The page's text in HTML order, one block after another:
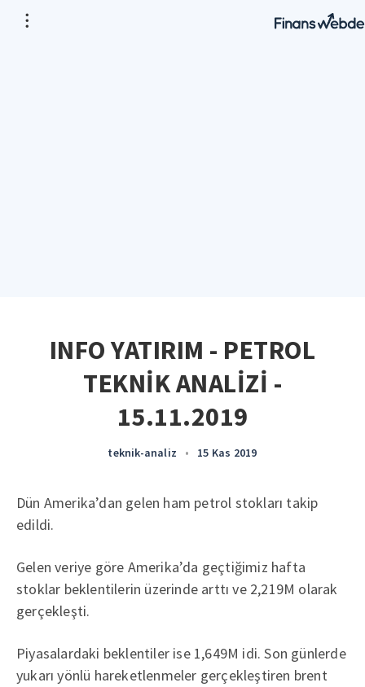
INFO YATIRIM - PETROL
TEKNİK ANALİZİ -
15.11.2019
teknik-analiz • 15 Kas 2019
Dün Amerika’dan gelen ham petrol stokları takip
edildi.
Gelen veriye göre Amerika’da geçtiğimiz hafta
stoklar beklentilerin üzerinde arttı ve 2,219M olarak
gerçekleşti.
Piyasalardaki beklentiler ise 1,649M idi. Son günlerde
yukarı yönlü hareketlenmeler gerçekleştiren brent